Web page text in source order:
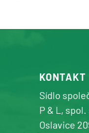
KONTAKT
Sídlo
P & L, spol.
Oslavice